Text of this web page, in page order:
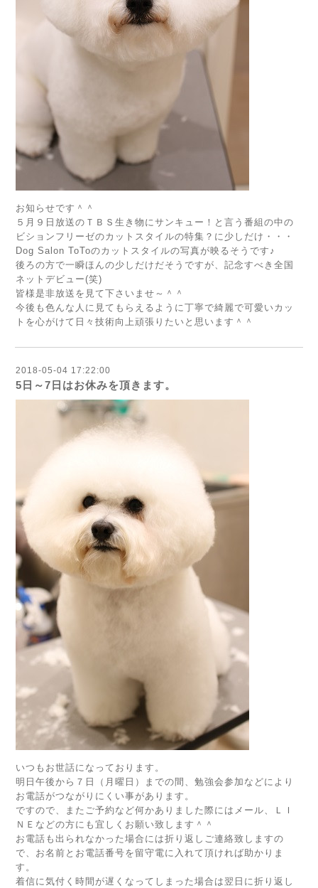
お知らせです＾＾
５月９日放送のＴＢＳ生き物にサンキュー！と言う番組の中の
ビションフリーゼのカットスタイルの特集？に少しだけ・・・
Dog Salon ToToのカットスタイルの写真が映るそうです♪
後ろの方で一瞬ほんの少しだけだそうですが、記念すべき全国
ネットデビュー(笑)
皆様是非放送を見て下さいませ～＾＾
今後も色んな人に見てもらえるように丁寧で綺麗で可愛いカッ
トを心がけて日々技術向上頑張りたいと思います＾＾
2018-05-04 17:22:00
5日～7日はお休みを頂きます。
いつもお世話になっております。
明日午後から７日（月曜日）までの間、勉強会参加などにより
お電話がつながりにくい事があります。
ですので、またご予約など何かありました際にはメール、ＬＩ
ＮＥなどの方にも宜しくお願い致します＾＾
お電話も出られなかった場合には折り返しご連絡致しますの
で、お名前とお電話番号を留守電に入れて頂ければ助かりま
す。
着信に気付く時間が遅くなってしまった場合は翌日に折り返し